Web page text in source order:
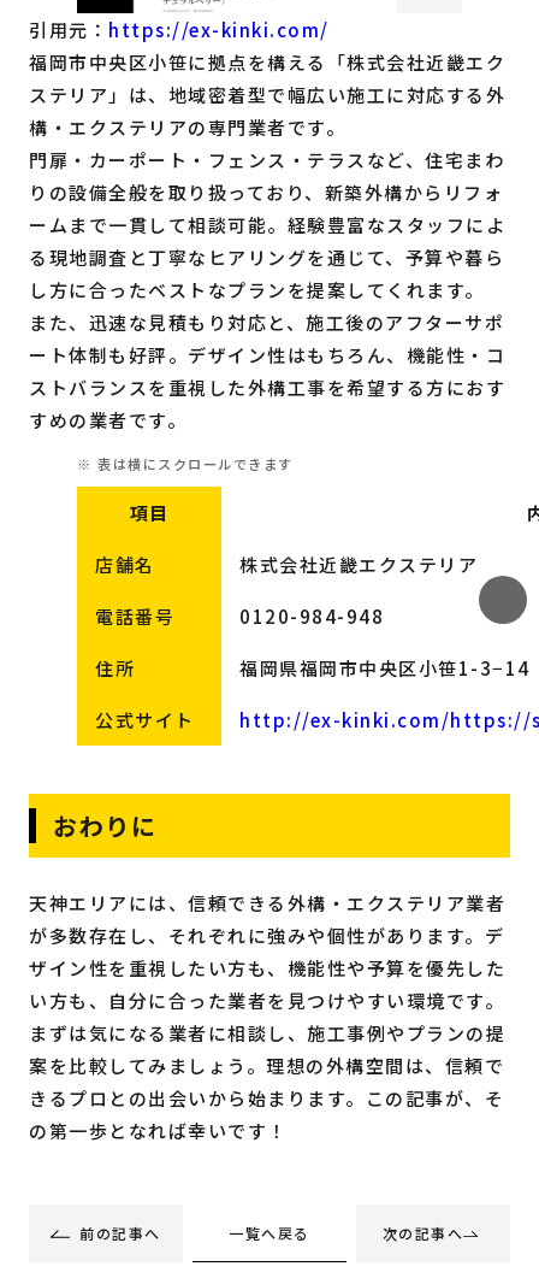
引用元： https://ex-kinki.com/
福岡市中央区小笹に拠点を構える「株式会社近畿エク
ステリア」は、地域密着型で幅広い施工に対応する外
構・エクステリアの専門業者です。
門扉・カーポート・フェンス・テラスなど、住宅まわ
りの設備全般を取り扱っており、新築外構からリフォ
ームまで一貫して相談可能。経験豊富なスタッフによ
る現地調査と丁寧なヒアリングを通じて、予算や暮ら
し方に合ったベストなプランを提案してくれます。
また、迅速な見積もり対応と、施工後のアフターサポ
ート体制も好評。デザイン性はもちろん、機能性・コ
ストバランスを重視した外構工事を希望する方におす
すめの業者です。
項目
店舗名 株式会社近畿エクステリア
電話番号 0120-984-948
住所 福岡県福岡市中央区小笹1-3−14
公式サイト http://ex-kinki.com/https://
おわりに
天神エリアには、信頼できる外構・エクステリア業者
が多数存在し、それぞれに強みや個性があります。デ
ザイン性を重視したい方も、機能性や予算を優先した
い方も、自分に合った業者を見つけやすい環境です。
まずは気になる業者に相談し、施工事例やプランの提
案を比較してみましょう。理想の外構空間は、信頼で
きるプロとの出会いから始まります。この記事が、そ
の第一歩となれば幸いです！
前の記事へ 一覧へ戻る 次の記事へ